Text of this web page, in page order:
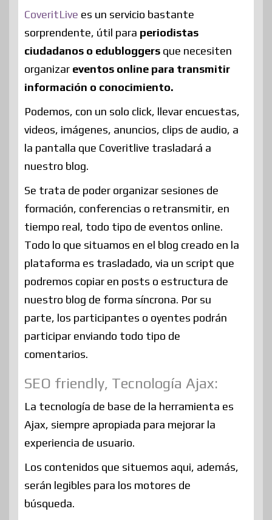
CoveritLive es un servicio bastante
sorprendente, útil para periodistas
ciudadanos o edubloggers que necesiten
organizar eventos online para transmitir
información o conocimiento.
Podemos, con un solo click, llevar encuestas,
videos, imágenes, anuncios, clips de audio, a
la pantalla que Coveritlive trasladará a
nuestro blog.
Se trata de poder organizar sesiones de
formación, conferencias o retransmitir, en
tiempo real, todo tipo de eventos online.
Todo lo que situamos en el blog creado en la
plataforma es trasladado, via un script que
podremos copiar en posts o estructura de
nuestro blog de forma síncrona. Por su
parte, los participantes o oyentes podrán
participar enviando todo tipo de
comentarios.
SEO friendly, Tecnología Ajax:
La tecnología de base de la herramienta es
Ajax, siempre apropiada para mejorar la
experiencia de usuario.
Los contenidos que situemos aqui, además,
serán legibles para los motores de
búsqueda.